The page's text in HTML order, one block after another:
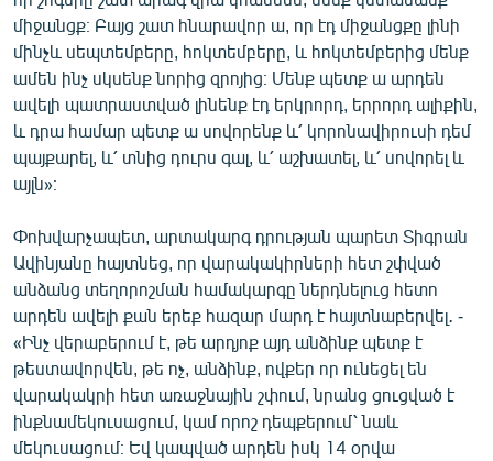
միջանցք։ Բայց շատ հնարավոր ա, որ էդ միջանցքը լինի
մինչև սեպտեմբերը, հոկտեմբերը, և հոկտեմբերից մենք
ամեն ինչ սկսենք նորից զրոյից։ Մենք պետք ա արդեն
ավելի պատրաստված լինենք էդ երկրորդ, երրորդ ալիքին,
և դրա համար պետք ա սովորենք և՛ կորոնավիրուսի դեմ
պայքարել, և՛ տնից դուրս գալ, և՛ աշխատել, և՛ սովորել և
այլն»։
Փոխվարչապետ, արտակարգ դրության պարետ Տիգրան
Ավինյանը հայտնեց, որ վարակակիրների հետ շփված
անձանց տեղորոշման համակարգը ներդնելուց հետո
արդեն ավելի քան երեք հազար մարդ է հայտնաբերվել․ -
«Ինչ վերաբերում է, թե արդյոք այդ անձինք պետք է
թեստավորվեն, թե ոչ, անձինք, ովքեր որ ունեցել են
վարակակրի հետ առաջնային շփում, նրանց ցուցված է
ինքնամեկուսացում, կամ որոշ դեպքերում՝ նաև
մեկուսացում։ Եվ կապված արդեն իսկ 14 օրվա